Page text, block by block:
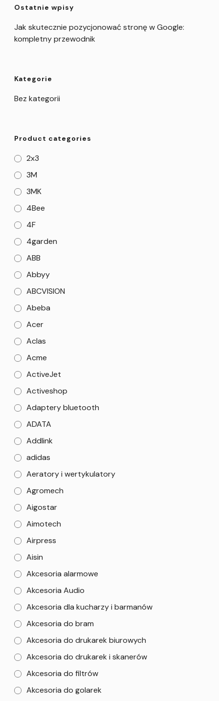
Ostatnie wpisy
Jak skutecznie pozycjonować stronę w Google:
kompletny przewodnik
Kategorie
Bez kategorii
Product categories
2x3
3M
3MK
4Bee
4F
4garden
ABB
Abbyy
ABCVISION
Abeba
Acer
Aclas
Acme
ActiveJet
Activeshop
Adaptery bluetooth
ADATA
Addlink
adidas
Aeratory i wertykulatory
Agromech
Aigostar
Aimotech
Airpress
Aisin
Akcesoria alarmowe
Akcesoria Audio
Akcesoria dla kucharzy i barmanów
Akcesoria do bram
Akcesoria do drukarek biurowych
Akcesoria do drukarek i skanerów
Akcesoria do filtrów
Akcesoria do golarek